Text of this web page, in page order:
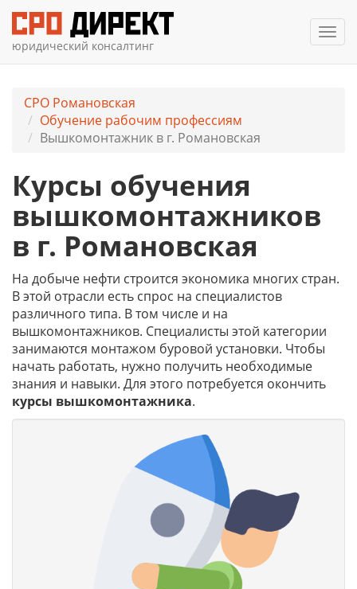
юридический консалтинг
СРО Романовская
Обучение рабочим профессиям
Вышкомонтажник в г. Романовская
Курсы обучения
вышкомонтажников
в г. Романовская
На добыче нефти строится экономика многих стран.
В этой отрасли есть спрос на специалистов
различного типа. В том числе и на
вышкомонтажников. Специалисты этой категории
занимаются монтажом буровой установки. Чтобы
начать работать, нужно получить необходимые
знания и навыки. Для этого потребуется окончить
курсы вышкомонтажника.